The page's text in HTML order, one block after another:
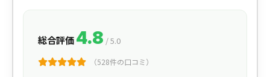
総合評価4.8 / 5.0
（528件の口コミ）